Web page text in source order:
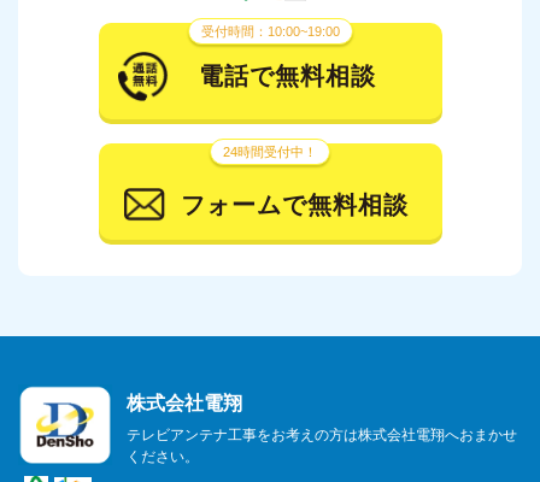
受付時間：10:00~19:00
電話で無料相談
24時間受付中！
フォームで無料相談
株式会社電翔
テレビアンテナ工事をお考えの方は株式会社電翔へおまかせ
ください。